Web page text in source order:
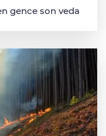
gence son veda